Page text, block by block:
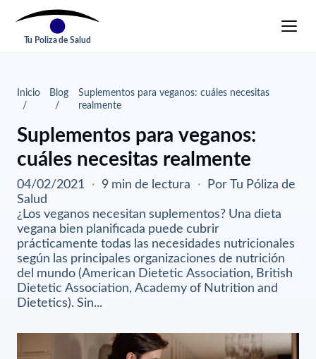
Tu Poliza de Salud
Inicio Blog
Suplementos para veganos: cuáles necesitas
realmente
Suplementos para veganos:
cuáles necesitas realmente
04/02/2021 · 9 min de lectura ·
Por Tu Póliza de
Salud
¿Los veganos necesitan suplementos? Una dieta
vegana bien planificada puede cubrir
prácticamente todas las necesidades nutricionales
según las principales organizaciones de nutrición
del mundo (American Dietetic Association, British
Dietetic Association, Academy of Nutrition and
Dietetics). Sin...